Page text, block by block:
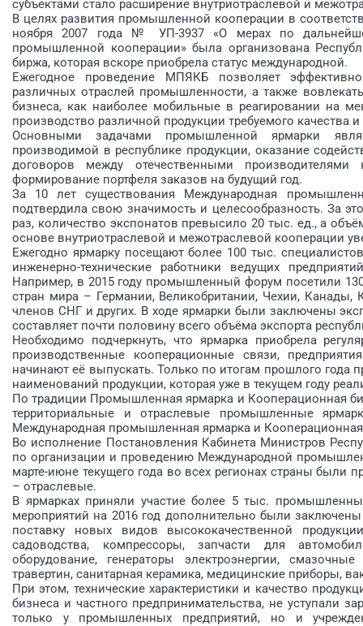
субъектами стало расширение внутриотраслевой и
В целях развития промышленной кооперации в
ноября 2007 года № УП-3937 «О мерах по
промышленной кооперации» была организована
биржа, которая вскоре приобрела статус международной.
Ежегодное проведение МПЯКБ позволяет
различных отраслей промышленности, а также
бизнеса, как наиболее мобильные в реагировании на
производство различной продукции требуемого качества
Основными задачами промышленной ярмарки
производимой в республике продукции, оказание
договоров между отечественными производителями
формирование портфеля заказов на будущий год.
За 10 лет существования Международная
подтвердила свою значимость и целесообразность. За
раз, количество экспонатов превысило 20 тыс. ед., а
основе внутриотраслевой и межотраслевой кооперации
Ежегодно ярмарку посещают более 100 тыс.
инженерно-технические работники ведущих
Например, в 2015 году промышленный форум посетили
стран мира – Германии, Великобритании, Чехии, Канады,
членов СНГ и других. В ходе ярмарки были заключены
составляет почти половину всего объёма экспорта
Необходимо подчеркнуть, что ярмарка приобрела
производственные кооперационные связи,
начинают её выпускать. Только по итогам прошлого
наименований продукции, которая уже в текущем году
По традиции Промышленная ярмарка и Кооперационная
территориальные и отраслевые промышленные
Международная промышленная ярмарка и
Во исполнение Постановления Кабинета Министров
по организации и проведению Международной
марте-июне текущего года во всех регионах страны были
– отраслевые.
В ярмарках приняли участие более 5 тыс.
мероприятий на 2016 год дополнительно были
поставку новых видов высококачественной
садоводства, компрессоры, запчасти для
оборудование, генераторы электроэнергии,
травертин, санитарная керамика, медицинские приборы,
При этом, технические характеристики и качество
бизнеса и частного предпринимательства, не уступали
только у промышленных предприятий, но и